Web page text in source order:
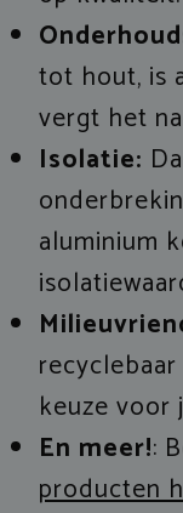
tot hout, is
vergt het
Isolatie:
aluminium
keuze voor
En meer!:
producten